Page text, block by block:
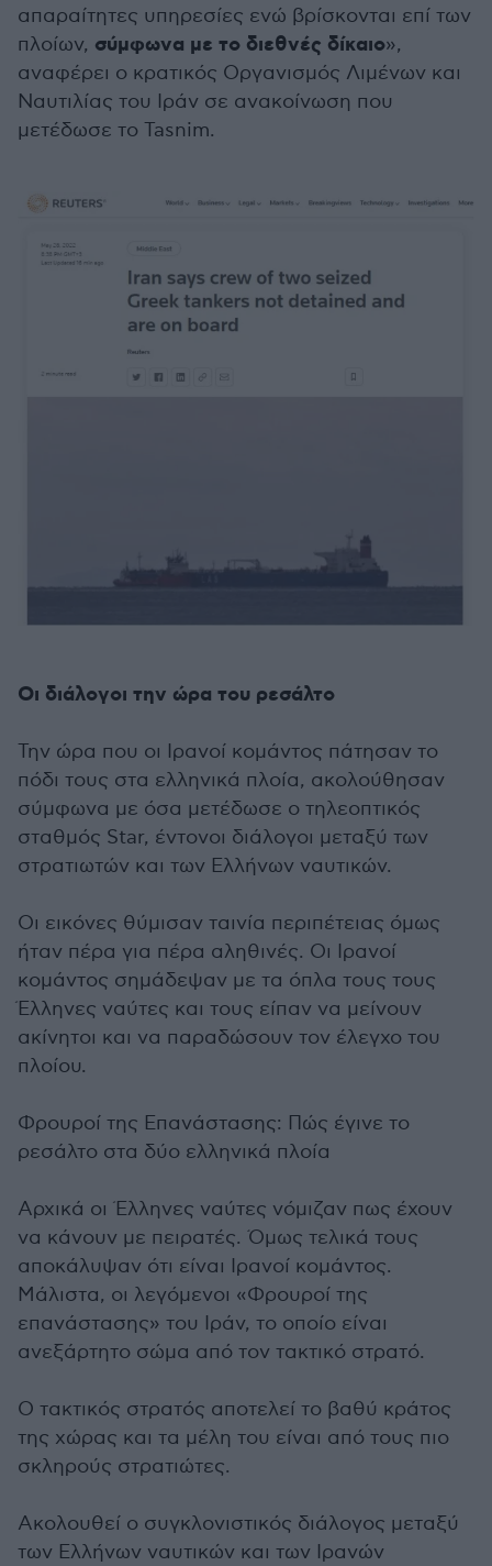
απαραίτητες υπηρεσίες ενώ βρίσκονται επί των
πλοίων, σύμφωνα με το διεθνές δίκαιο»,
αναφέρει ο κρατικός Οργανισμός Λιμένων και
Ναυτιλίας του Ιράν σε ανακοίνωση που
μετέδωσε το Tasnim.
Οι διάλογοι την ώρα του ρεσάλτο
Την ώρα που οι Ιρανοί κομάντος πάτησαν το
πόδι τους στα ελληνικά πλοία, ακολούθησαν
σύμφωνα με όσα μετέδωσε ο τηλεοπτικός
σταθμός Star, έντονοι διάλογοι μεταξύ των
στρατιωτών και των Ελλήνων ναυτικών.
Οι εικόνες θύμισαν ταινία περιπέτειας όμως
ήταν πέρα για πέρα αληθινές. Οι Ιρανοί
κομάντος σημάδεψαν με τα όπλα τους τους
Έλληνες ναύτες και τους είπαν να μείνουν
ακίνητοι και να παραδώσουν τον έλεγχο του
πλοίου.
Φρουροί της Επανάστασης: Πώς έγινε το
ρεσάλτο στα δύο ελληνικά πλοία
Αρχικά οι Έλληνες ναύτες νόμιζαν πως έχουν
να κάνουν με πειρατές. Όμως τελικά τους
αποκάλυψαν ότι είναι Ιρανοί κομάντος.
Μάλιστα, οι λεγόμενοι «Φρουροί της
επανάστασης» του Ιράν, το οποίο είναι
ανεξάρτητο σώμα από τον τακτικό στρατό.
Ο τακτικός στρατός αποτελεί το βαθύ κράτος
της χώρας και τα μέλη του είναι από τους πιο
σκληρούς στρατιώτες.
Ακολουθεί ο συγκλονιστικός διάλογος μεταξύ
των Ελλήνων ναυτικών και των Ιρανών